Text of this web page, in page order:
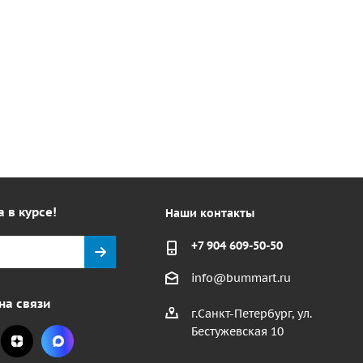
в курсе!
связи
Наши контакты
+7 904 609-50-50
info@bummart.ru
г.Санкт-Петербург, ул.
Бестужевская 10